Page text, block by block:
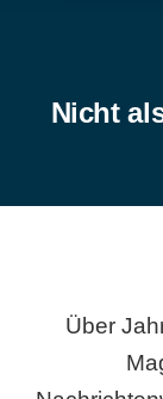
Nicht
Über